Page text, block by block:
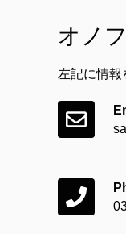
オノ
左記に情報